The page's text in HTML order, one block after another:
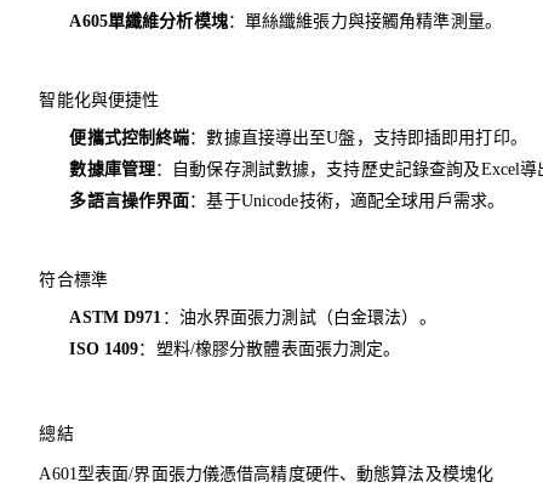
A605單纖維分析模塊：單絲纖維張力與接觸角精準測量。
智能化與便捷性
便攜式控制終端：數據直接導出至U盤，支持即插即用打印。
數據庫管理：自動保存測試數據，支持歷史記錄查詢及Excel導
多語言操作界面：基于Unicode技術，適配全球用戶需求。
符合標準
ASTM D971 ：油水界面張力測試（白金環法）。
ISO 1409：塑料/橡膠分散體表面張力測定。
總結
A601型表面/界面張力儀憑借高精度硬件、動態算法及模塊化